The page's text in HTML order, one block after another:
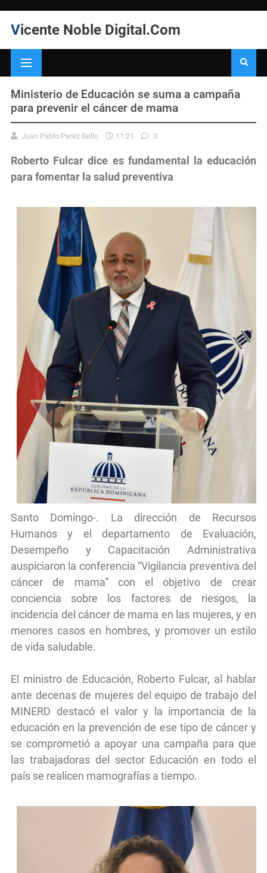
Vicente Noble Digital.Com
Ministerio de Educación se suma a campaña
para prevenir el cáncer de mama
Juan Pablo Perez Bello 11:21 0
Roberto Fulcar dice es fundamental la educación
para fomentar la salud preventiva
Santo Domingo-. La dirección de Recursos
Humanos y el departamento de Evaluación,
Desempeño y Capacitación Administrativa
auspiciaron la conferencia “Vigilancia preventiva del
cáncer de mama” con el objetivo de crear
conciencia sobre los factores de riesgos, la
incidencia del cáncer de mama en las mujeres, y en
menores casos en hombres, y promover un estilo
de vida saludable.
El ministro de Educación, Roberto Fulcar, al hablar
ante decenas de mujeres del equipo de trabajo del
MINERD destacó el valor y la importancia de la
educación en la prevención de ese tipo de cáncer y
se comprometió a apoyar una campaña para que
las trabajadoras del sector Educación en todo el
país se realicen mamografías a tiempo.